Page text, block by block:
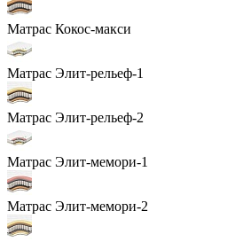
Матрас Кокос-макси
Матрас Элит-рельеф-1
Матрас Элит-рельеф-2
Матрас Элит-мемори-1
Матрас Элит-мемори-2